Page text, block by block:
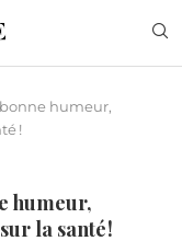
humeur,
!
humeur,
la santé !